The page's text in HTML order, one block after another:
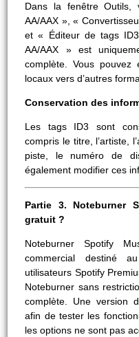
Dans la fenêtre Outils,
AA/AAX », «
et « Éditeur de tags
AA/AAX » est
complète. Vous pouvez
locaux vers d’autres
Conservation des
Les tags ID3 sont
compris le titre, l’artiste,
piste, le numéro de
également modifier ces
Partie 3. Noteburner
gratuit ?
Noteburner Spotify
commercial destiné
utilisateurs Spotify
Noteburner sans
complète. Une version
afin de tester les
les options ne sont pas